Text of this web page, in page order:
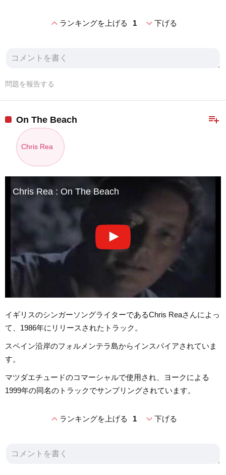
expand_lessランキングを上げる 1 expand_more下げる
問題を報告する
playlist_add
On The Beach
Chris Rea
Chris Rea : On The Beach
イギリスのシンガーソングライターであるChris Reaさんによっ
て、1986年にリリースされたトラック。
スペイン沿岸のフォルメンテラ島からインスパイアされていま
す。
マツダエチュードのコマーシャルで使用され、ヨークによる
1999年の同名のトラックでサンプリングされています。
expand_lessランキングを上げる 1 expand_more下げる